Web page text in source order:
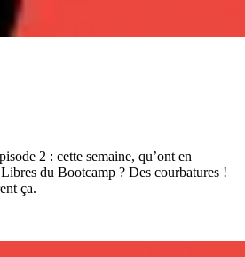
2 : cette semaine, qu’ont en
du Bootcamp ? Des courbatures !
ça.